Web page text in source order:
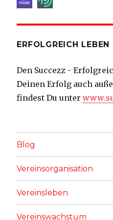
ERFOLGREICH LEBEN
Den Succezz -
Deinen Erfolg auch
findest Du unter
Blog
Vereinsorganisation
Vereinsleben
Vereinswachstum